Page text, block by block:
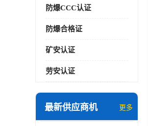
防爆CCC认证
防爆合格证
矿安认证
劳安认证
最新供应商机 更多